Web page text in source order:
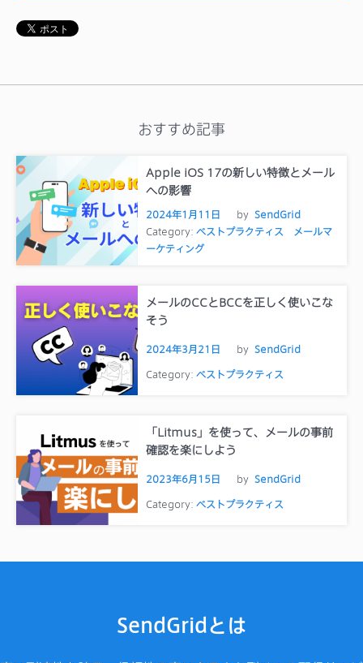
おすすめ記事
Apple iOS 17の新しい特徴とメール
への影響
2024年1月11日 by SendGrid
Category: ベストプラクティス
メールマ
ーケティング
メールのCCとBCCを正しく使いこな
そう
2024年3月21日 by SendGrid
Category: ベストプラクティス
「Litmus」を使って、メールの事前
確認を楽にしよう
2023年6月15日 by SendGrid
Category: ベストプラクティス
SendGridとは